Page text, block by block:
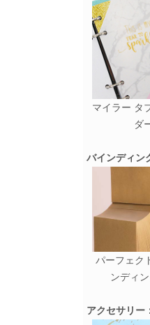
マイラー タ
ダ
バインディン
パーフェク
ンディ
アクセサリー